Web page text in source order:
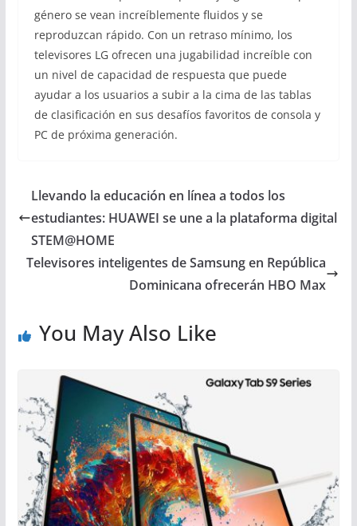
género se vean increíblemente fluidos y se
reproduzcan rápido. Con un retraso mínimo, los
televisores LG ofrecen una jugabilidad increíble con
un nivel de capacidad de respuesta que puede
ayudar a los usuarios a subir a la cima de las tablas
de clasificación en sus desafíos favoritos de consola y
PC de próxima generación.
Llevando la educación en línea a todos los
estudiantes: HUAWEI se une a la plataforma digital
STEM@HOME
Televisores inteligentes de Samsung en República
Dominicana ofrecerán HBO Max
You May Also Like